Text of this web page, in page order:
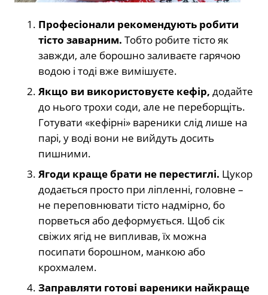
Професіонали рекомендують робити
тісто заварним. Тобто робите тісто як
завжди, але борошно заливаєте гарячою
водою і тоді вже вимішуєте.
Якщо ви використовуєте кефір, додайте
до нього трохи соди, але не переборщіть.
Готувати «кефірні» вареники слід лише на
парі, у воді вони не вийдуть досить
пишними.
Ягоди краще брати не перестиглі. Цукор
додається просто при ліпленні, головне –
не переповнювати тісто надмірно, бо
порветься або деформується. Щоб сік
свіжих ягід не випливав, їх можна
посипати борошном, манкою або
крохмалем.
Заправляти готові вареники найкраще